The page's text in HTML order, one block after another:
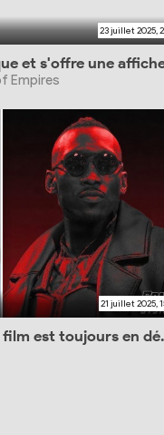
23 juillet 2025,
et s'offre une
Empires
21 juillet 2025,
Kevin